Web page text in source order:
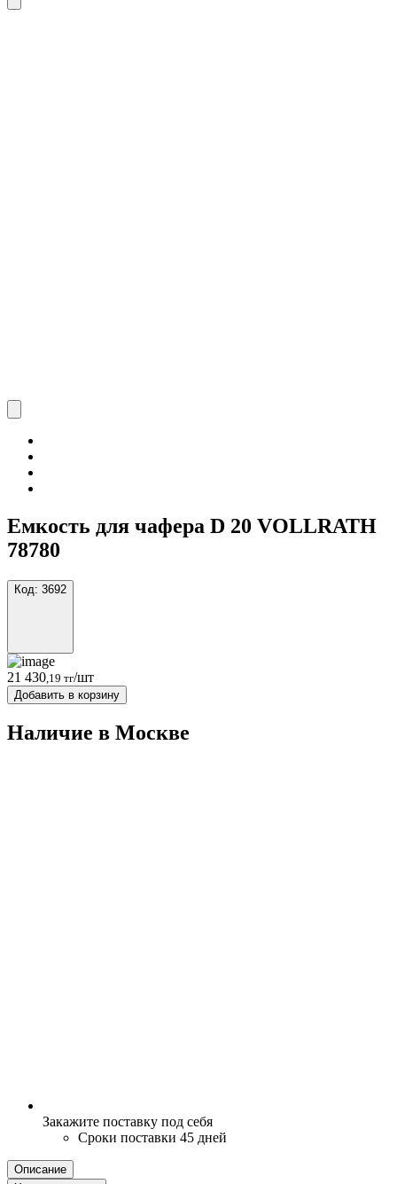
Емкость для чафера D 20 VOLLRATH
78780
Код: 3692
21 430 ,19 тг/шт
Добавить в корзину
Наличие в Москвe
Закажите поставку под себя
Сроки поставки 45 дней
Описание